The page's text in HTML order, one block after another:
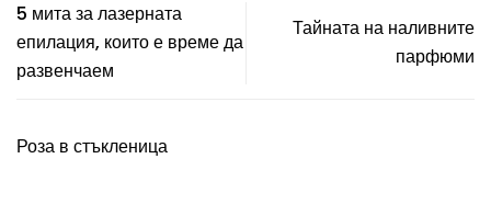
5 мита за лазерната
епилация, които е време да
развенчаем
Тайната на наливните
парфюми
Роза в стъкленица